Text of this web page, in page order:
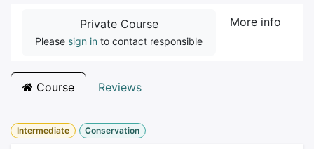
Private Course
Please sign in to contact responsible
More info
Course Reviews
Intermediate Conservation